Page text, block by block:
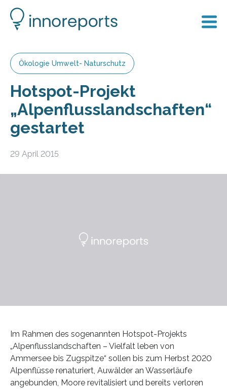
Ökologie Umwelt- Naturschutz
Hotspot-Projekt
„Alpenflusslandschaften“
gestartet
29 April 2015
Im Rahmen des sogenannten Hotspot-Projekts
„Alpenflusslandschaften – Vielfalt leben von
Ammersee bis Zugspitze“ sollen bis zum Herbst 2020
Alpenflüsse renaturiert, Auwälder an Wasserläufe
angebunden, Moore revitalisiert und bereits verloren